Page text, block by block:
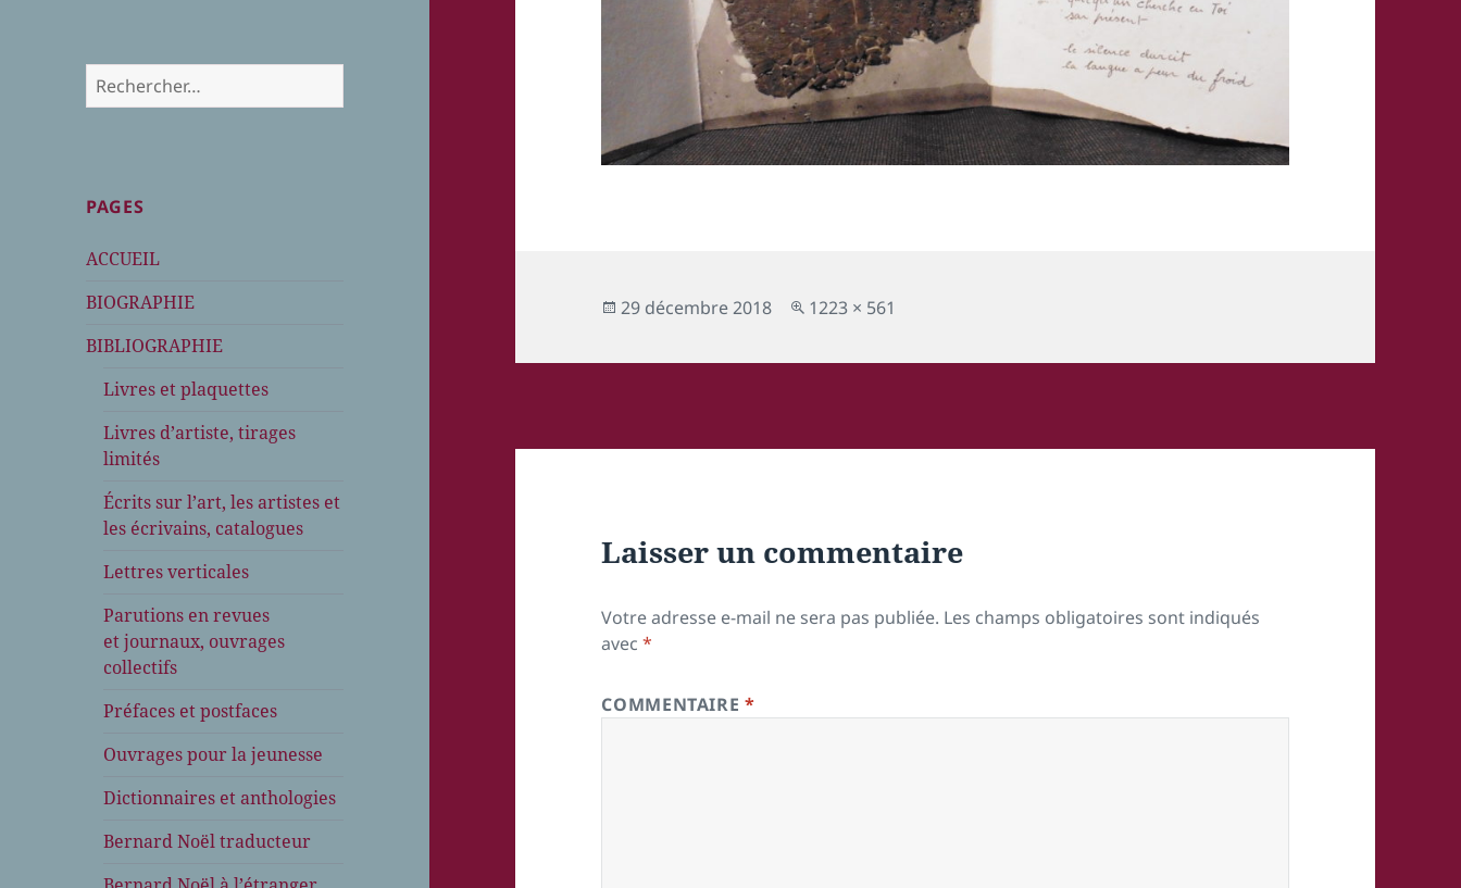
Rechercher :
PAGES
ACCUEIL
BIOGRAPHIE
BIBLIOGRAPHIE
Livres et plaquettes
Livres d’artiste, tirages
limités
Écrits sur l’art, les artistes et
les écrivains, catalogues
Lettres verticales
Parutions en revues
et journaux, ouvrages
collectifs
Préfaces et postfaces
Ouvrages pour la jeunesse
Dictionnaires et anthologies
Bernard Noël traducteur
Publié
29 décembre 2018
Taille
1223 × 561
Laisser un commentaire
Votre adresse e-mail ne sera pas publiée. Les champs obligatoires sont indiqués
avec*
COMMENTAIRE*